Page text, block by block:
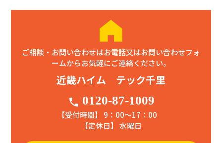
ご相談・お問い合わせはお電話又はお問い合わせフォ
ームからお気軽にご連絡ください。
近畿ハイム テック千里
phone 0120-87-1009
【受付時間】 9：00〜17：00
【定休日】 水曜日